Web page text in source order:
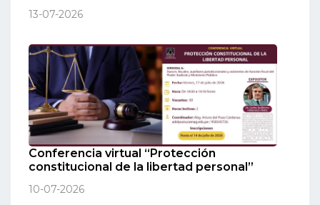
13-07-2026
Conferencia virtual “Protección
constitucional de la libertad personal”
10-07-2026